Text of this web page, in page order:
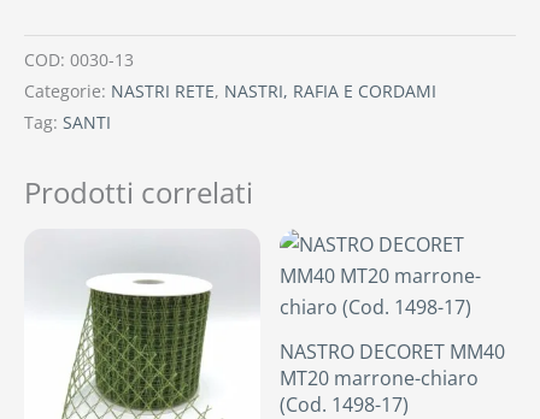
COD: 0030-13
Categorie: NASTRI RETE, NASTRI, RAFIA E CORDAMI
Tag: SANTI
Prodotti correlati
NASTRO DECORET MM40
MT20 marrone-chiaro
(Cod. 1498-17)